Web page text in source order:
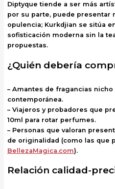
Diptyque tiende a ser más
por su parte, puede presentar
opulencia; Kurkdjian se sitúa
sofisticación moderna sin la
propuestas.
¿Quién debería
– Amantes de fragancias
contemporánea.
– Viajeros y probadores que
10ml para rotar perfumes.
– Personas que valoran
de originalidad (como las que
BellezaMagica.com).
Relación calidad-